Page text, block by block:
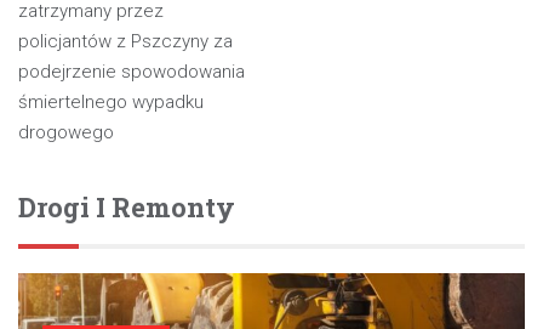
wpisu
zatrzymany przez
policjantów z Pszczyny za
podejrzenie spowodowania
śmiertelnego wypadku
drogowego
Drogi I Remonty